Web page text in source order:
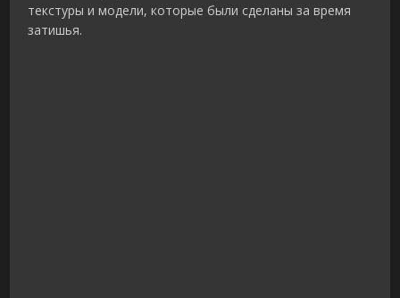
текстуры и модели, которые были сделаны за время
затишья.